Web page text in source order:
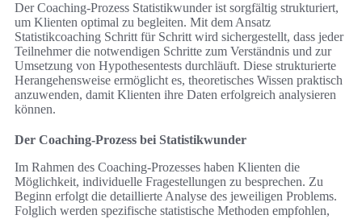
Der Coaching-Prozess Statistikwunder ist sorgfältig strukturiert,
um Klienten optimal zu begleiten. Mit dem Ansatz
Statistikcoaching Schritt für Schritt wird sichergestellt, dass jeder
Teilnehmer die notwendigen Schritte zum Verständnis und zur
Umsetzung von Hypothesentests durchläuft. Diese strukturierte
Herangehensweise ermöglicht es, theoretisches Wissen praktisch
anzuwenden, damit Klienten ihre Daten erfolgreich analysieren
können.
Der Coaching-Prozess bei Statistikwunder
Im Rahmen des Coaching-Prozesses haben Klienten die
Möglichkeit, individuelle Fragestellungen zu besprechen. Zu
Beginn erfolgt die detaillierte Analyse des jeweiligen Problems.
Folglich werden spezifische statistische Methoden empfohlen,